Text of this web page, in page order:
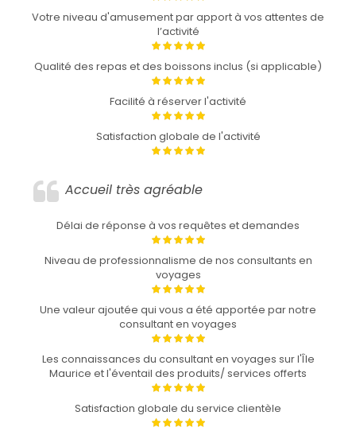
Votre niveau d'amusement par apport à vos attentes de
l’activité
Qualité des repas et des boissons inclus (si applicable)
Facilité à réserver l'activité
Satisfaction globale de l'activité
Accueil très agréable
Délai de réponse à vos requêtes et demandes
Niveau de professionnalisme de nos consultants en
voyages
Une valeur ajoutée qui vous a été apportée par notre
consultant en voyages
Les connaissances du consultant en voyages sur l'Île
Maurice et l'éventail des produits/ services offerts
Satisfaction globale du service clientèle